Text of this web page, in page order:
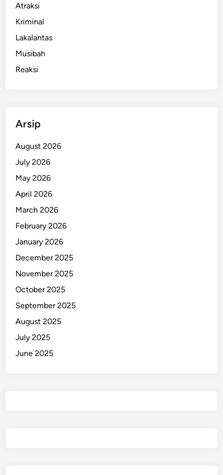
Atraksi
Kriminal
Lakalantas
Musibah
Reaksi
Arsip
August 2026
July 2026
May 2026
April 2026
March 2026
February 2026
January 2026
December 2025
November 2025
October 2025
September 2025
August 2025
July 2025
June 2025